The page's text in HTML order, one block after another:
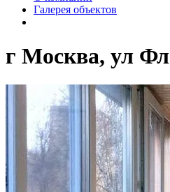
Галерея объектов
г Москва, ул